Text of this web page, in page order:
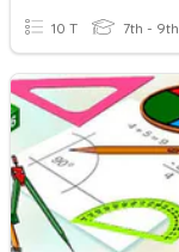
10 T 7th - 9th